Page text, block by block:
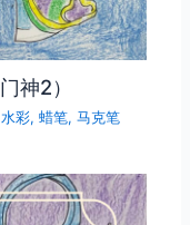
神2）
水彩,蜡笔,马克笔